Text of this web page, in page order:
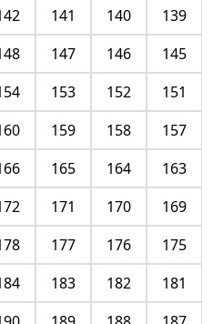
139
140
141
145
146
147
151
152
153
157
158
159
163
164
165
169
170
171
175
176
177
181
182
183